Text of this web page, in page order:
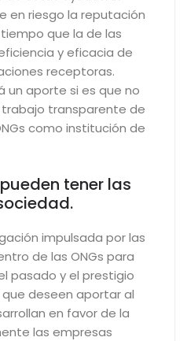
en riesgo la reputación
que la de las
y eficacia de
receptoras.
un aporte si es que no
transparente de
como institución de
tener las
impulsada por las
de las ONGs para
pasado y el prestigio
deseen aportar al
en favor de la
las empresas